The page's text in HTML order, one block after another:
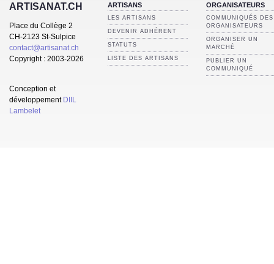
ARTISANAT.CH
Place du Collège 2
CH-2123 St-Sulpice
contact@artisanat.ch
Copyright : 2003-2026
Conception et
développement DIIL
Lambelet
ARTISANS
LES ARTISANS
DEVENIR ADHÉRENT
STATUTS
LISTE DES ARTISANS
ORGANISATEURS
COMMUNIQUÉS DES
ORGANISATEURS
ORGANISER UN
MARCHÉ
PUBLIER UN
COMMUNIQUÉ